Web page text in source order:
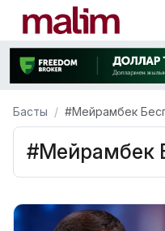
Басты #Мейрамбек
#Мейрамбек